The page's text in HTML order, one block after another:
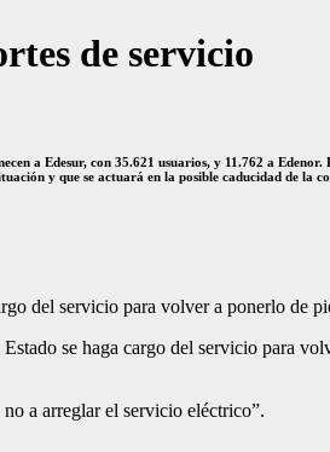
de servicio
a Edesur, con 35.621 usuarios, y 11.762 a Edenor.
y que se actuará en la posible caducidad de la
del servicio para volver a ponerlo de
se haga cargo del servicio para
a arreglar el servicio eléctrico”.